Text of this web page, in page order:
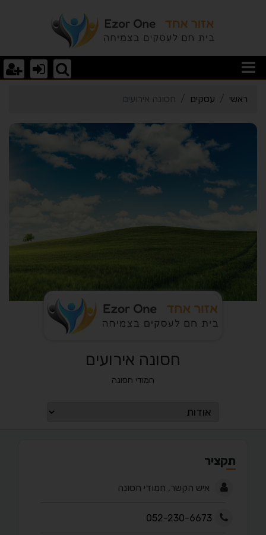
פרטי כרטיס העסק חסונה
ראשי עסקים חסונה אירועים
חסונה אירועים
חמודי חסונה
תקציר
איש הקשר, חמודי חסונה
052-230-6673